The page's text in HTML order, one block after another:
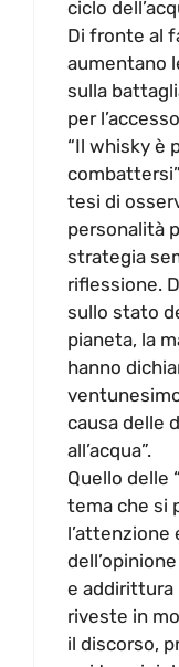
ciclo
Di fronte al
aumentano
sulla
per
“Il whisky è
tesi di
personalità
strategia
riflessione.
sullo stato
pianeta, la
hanno
causa delle
all’acqua”.
Quello delle
tema che si
l’attenzione
e addirittura
riveste in
il discorso,